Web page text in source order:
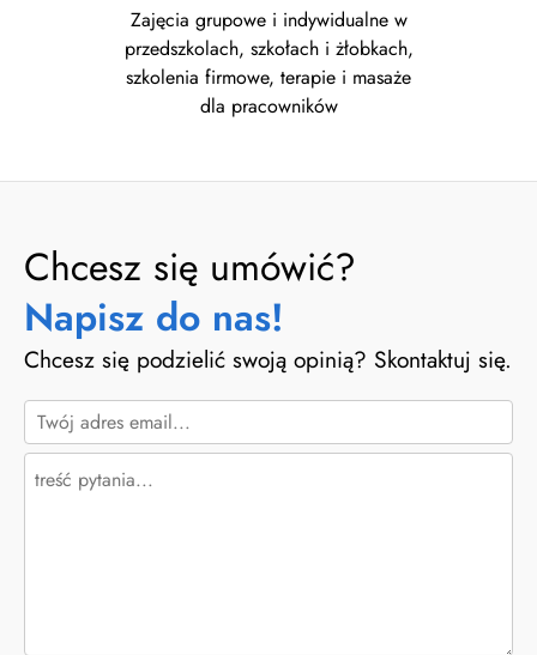
Zajęcia grupowe i indywidualne w
przedszkolach, szkołach i żłobkach,
szkolenia firmowe, terapie i masaże
dla pracowników
Chcesz się umówić?
Napisz do nas!
Chcesz się podzielić swoją opinią? Skontaktuj się.